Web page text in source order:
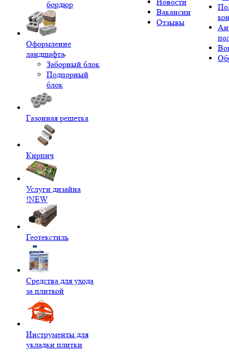
бордюр
Оформление
ландшафта
Заборный блок
Подпорный
блок
Газонная решетка
Кирпич
Услуги дизайна
!NEW
Геотекстиль
Средства для ухода
за плиткой
Инструменты для
укладки плитки
Вакансии
Отзывы